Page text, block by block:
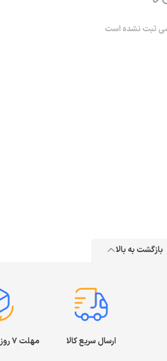
ثبت نشده است
بازگشت به بالا
ارسال سریع کالا مهلت ۷ روز بازگشت کالا